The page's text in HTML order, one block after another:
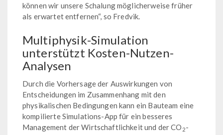
können wir unsere Schalung möglicherweise früher
als erwartet entfernen“, so Fredvik.
Multiphysik-Simulation
unterstützt Kosten-Nutzen-
Analysen
Durch die Vorhersage der Auswirkungen von
Entscheidungen im Zusammenhang mit den
physikalischen Bedingungen kann ein Bauteam eine
kompilierte Simulations-App für ein besseres
Management der Wirtschaftlichkeit und der CO 2-